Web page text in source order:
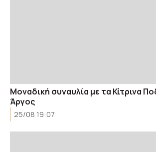
Μοναδική συναυλία με τα Κίτρινα
Άργος
25/08 19:07